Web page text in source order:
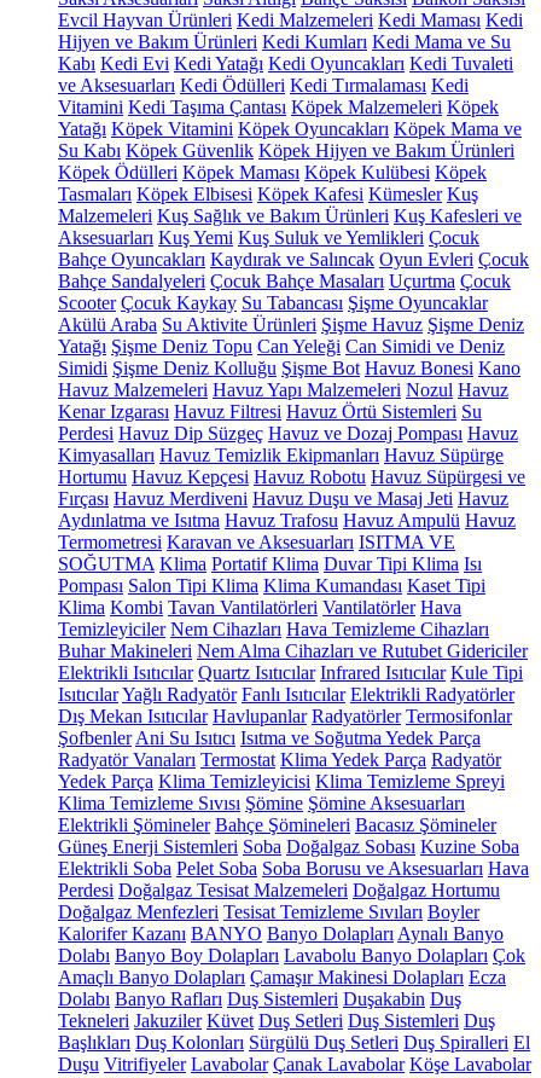
Evcil Hayvan Ürünleri Kedi Malzemeleri Kedi Maması Kedi
Hijyen ve Bakım Ürünleri Kedi Kumları Kedi Mama ve Su
Kabı Kedi Evi Kedi Yatağı Kedi Oyuncakları Kedi Tuvaleti
ve Aksesuarları Kedi Ödülleri Kedi Tırmalaması Kedi
Vitamini Kedi Taşıma Çantası Köpek Malzemeleri Köpek
Yatağı Köpek Vitamini Köpek Oyuncakları Köpek Mama ve
Su Kabı Köpek Güvenlik Köpek Hijyen ve Bakım Ürünleri
Köpek Ödülleri Köpek Maması Köpek Kulübesi Köpek
Tasmaları Köpek Elbisesi Köpek Kafesi Kümesler Kuş
Malzemeleri Kuş Sağlık ve Bakım Ürünleri Kuş Kafesleri ve
Aksesuarları Kuş Yemi Kuş Suluk ve Yemlikleri Çocuk
Bahçe Oyuncakları Kaydırak ve Salıncak Oyun Evleri Çocuk
Bahçe Sandalyeleri Çocuk Bahçe Masaları Uçurtma Çocuk
Scooter Çocuk Kaykay Su Tabancası Şişme Oyuncaklar
Akülü Araba Su Aktivite Ürünleri Şişme Havuz Şişme Deniz
Yatağı Şişme Deniz Topu Can Yeleği Can Simidi ve Deniz
Simidi Şişme Deniz Kolluğu Şişme Bot Havuz Bonesi Kano
Havuz Malzemeleri Havuz Yapı Malzemeleri Nozul Havuz
Kenar Izgarası Havuz Filtresi Havuz Örtü Sistemleri Su
Perdesi Havuz Dip Süzgeç Havuz ve Dozaj Pompası Havuz
Kimyasalları Havuz Temizlik Ekipmanları Havuz Süpürge
Hortumu Havuz Kepçesi Havuz Robotu Havuz Süpürgesi ve
Fırçası Havuz Merdiveni Havuz Duşu ve Masaj Jeti Havuz
Aydınlatma ve Isıtma Havuz Trafosu Havuz Ampulü Havuz
Termometresi Karavan ve Aksesuarları ISITMA VE
SOĞUTMA Klima Portatif Klima Duvar Tipi Klima Isı
Pompası Salon Tipi Klima Klima Kumandası Kaset Tipi
Klima Kombi Tavan Vantilatörleri Vantilatörler Hava
Temizleyiciler Nem Cihazları Hava Temizleme Cihazları
Buhar Makineleri Nem Alma Cihazları ve Rutubet Gidericiler
Elektrikli Isıtıcılar Quartz Isıtıcılar Infrared Isıtıcılar Kule Tipi
IsıtıcılarYağlı Radyatör Fanlı Isıtıcılar Elektrikli Radyatörler
Dış Mekan Isıtıcılar Havlupanlar Radyatörler Termosifonlar
Şofbenler Ani Su Isıtıcı Isıtma ve Soğutma Yedek Parça
Radyatör Vanaları Termostat Klima Yedek Parça Radyatör
Yedek Parça Klima Temizleyicisi Klima Temizleme Spreyi
Klima Temizleme Sıvısı Şömine Şömine Aksesuarları
Elektrikli Şömineler Bahçe Şömineleri Bacasız Şömineler
Güneş Enerji Sistemleri Soba Doğalgaz Sobası Kuzine Soba
Elektrikli Soba Pelet Soba Soba Borusu ve Aksesuarları Hava
Perdesi Doğalgaz Tesisat Malzemeleri Doğalgaz Hortumu
Doğalgaz Menfezleri Tesisat Temizleme Sıvıları Boyler
Kalorifer Kazanı BANYO Banyo Dolapları Aynalı Banyo
Dolabı Banyo Boy Dolapları Lavabolu Banyo Dolapları Çok
Amaçlı Banyo Dolapları Çamaşır Makinesi Dolapları Ecza
Dolabı Banyo Rafları Duş Sistemleri Duşakabin Duş
Tekneleri Jakuziler Küvet Duş Setleri Duş Sistemleri Duş
Başlıkları Duş Kolonları Sürgülü Duş Setleri Duş Spiralleri El
Duşu Vitrifiyeler Lavabolar Çanak Lavabolar Köşe Lavabolar